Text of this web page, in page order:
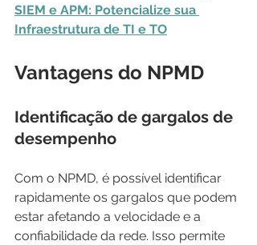
SIEM e APM: Potencialize sua
Infraestrutura de TI e TO
Vantagens do NPMD
Identificação de gargalos de
desempenho
Com o NPMD, é possível identificar
rapidamente os gargalos que podem
estar afetando a velocidade e a
confiabilidade da rede. Isso permite